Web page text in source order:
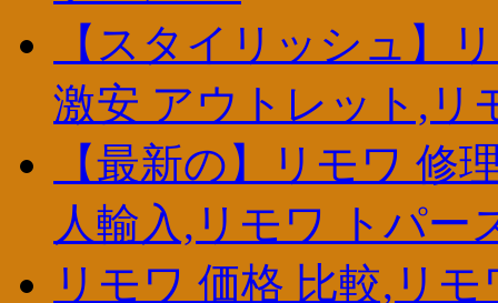
【スタイリッシュ】
激安 アウトレット,リ
【最新の】リモワ 修
人輸入,リモワ トパー
リモワ 価格 比較,リ